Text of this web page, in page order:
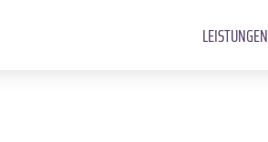
LEISTUNGEN